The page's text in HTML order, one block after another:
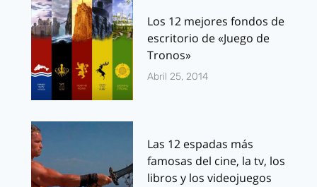
Los 12 mejores fondos de
escritorio de «Juego de
Tronos»
Abril 25, 2014
Las 12 espadas más
famosas del cine, la tv, los
libros y los videojuegos